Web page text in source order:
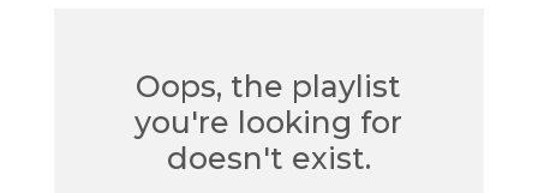
Oops, the playlist
you're looking for
doesn't exist.